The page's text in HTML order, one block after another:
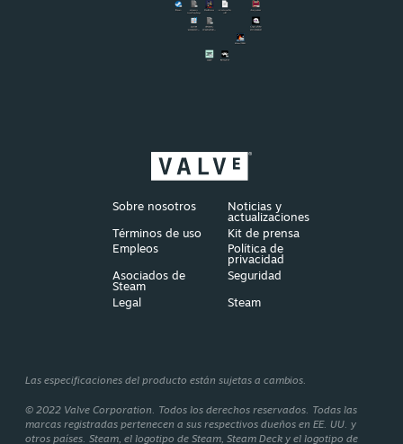
Sobre nosotros Noticias y
actualizaciones
Términos de uso
Kit de prensa
Empleos
Política de
privacidad
Asociados de
Steam
Seguridad
Legal
Steam
Las especificaciones del producto están sujetas a cambios.
© 2022 Valve Corporation. Todos los derechos reservados. Todas las
marcas registradas pertenecen a sus respectivos dueños en EE. UU. y
otros países. Steam, el logotipo de Steam, Steam Deck y el logotipo de